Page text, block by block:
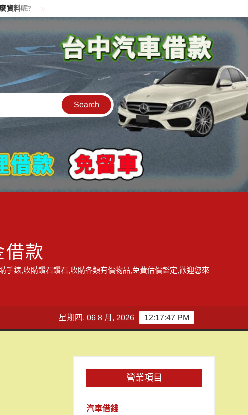
? 貸款中的中古機車可以借款嗎?機車可以騎走嗎?
款
錶,收購鑽石鑽石,收購各類有價物品,免費估價鑑定,歡迎您來
12:17:48 PM
星期四, 06 8 月, 2026
營業項目
汽車借錢